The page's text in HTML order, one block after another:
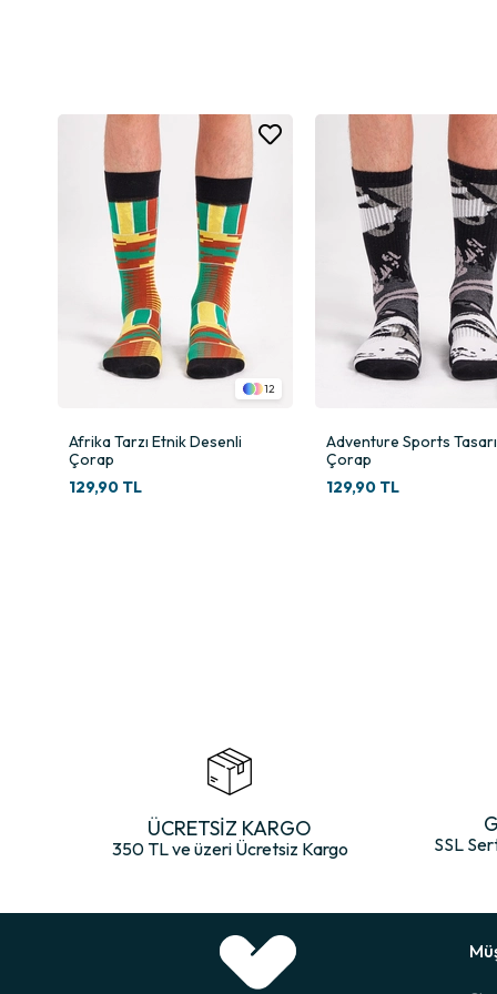
Siro Kompakt Bambu Teknolojisi: Pürüzsüz ve Dayanıklı Yapı
Bu çorabın en güçlü teknik özelliklerinden biri siro kompakt bambu
Daha az tüylenme (pilling)
Daha pürüzsüz bir yüzey
Daha yüksek dayanıklılık
Daha iyi nefes alma kapasitesi
Terletmeyen doğal yapı
Bambu liflerinin nem yönetimi, ayakların gün boyunca kuru
büyük bir avantajdır.
Siyah renk, erkek modasında hem sade hem iddialı bir duruşa
deseni, çoraba hem sportif hem modern bir görünüm kazandırır.
Bambu lifleri tekstilde konforun altın standartlarından biri olarak
Bu çorap, bambu dokusunun sunduğu şu konfor avantajlarını taşır:
Isı dengeleme özelliği (kışın sıcak, yazın serin tutar)
12
Afrika Tarzı Etnik Desenli
Çorap
129,90 TL
Adventure Sports
Çorap
129,90 TL
ÜCRETSİZ KARGO
350 TL ve üzeri Ücretsiz Kargo SSL